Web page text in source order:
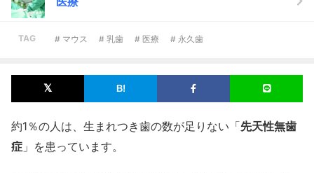
TAG # マウス # 乳歯 # 医療 # 永久歯
約1％の人は、生まれつき歯の数が足りない「先天性無歯
症 」を患っています。